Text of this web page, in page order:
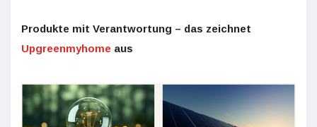
Produkte mit Verantwortung – das zeichnet
Upgreenmyhome aus